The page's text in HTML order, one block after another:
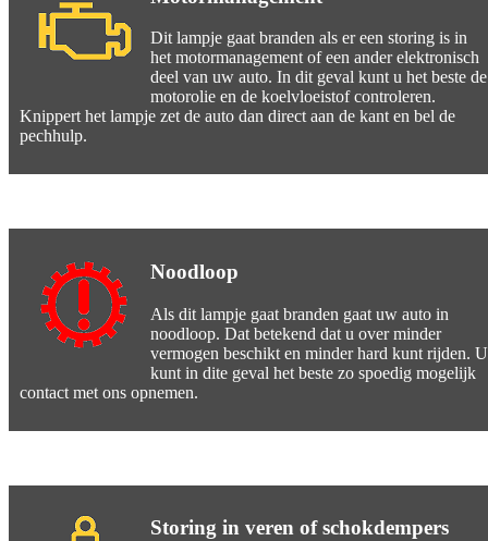
Dit lampje gaat branden als er een storing is in
het motormanagement of een ander elektronisch
deel van uw auto. In dit geval kunt u het beste de
motorolie en de koelvloeistof controleren.
Knippert het lampje zet de auto dan direct aan de kant en bel de
pechhulp.
Noodloop
Als dit lampje gaat branden gaat uw auto in
noodloop. Dat betekend dat u over minder
vermogen beschikt en minder hard kunt rijden. U
kunt in dite geval het beste zo spoedig mogelijk
contact met ons opnemen.
Storing in veren of schokdempers